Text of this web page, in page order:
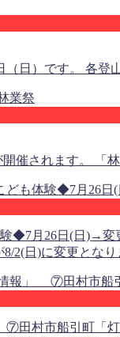
日）です。 各
催されます。
◆7月26日(日)→変
2(日)に変更とな
田村市船引町「